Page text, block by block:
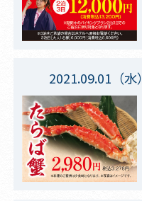
2021.09.01（水）